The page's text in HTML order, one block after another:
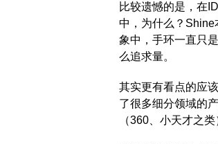
比较遗憾的是，在
中，为什么？Shine
象中，手环一直只
么追求量。
其实更有看点的应
了很多细分领域的
（360、小天才之